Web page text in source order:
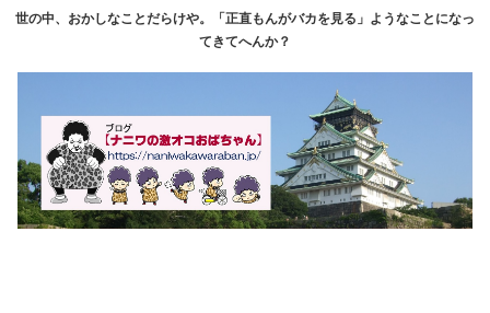
世の中、おかしなことだらけや。「正直もんがバカを見る」ようなことになっ
てきてへんか？